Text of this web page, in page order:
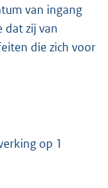
van ingang
dat zij van
die zich voor
op 1